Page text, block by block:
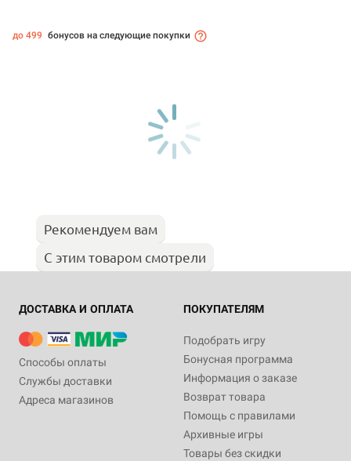
до 499 бонусов на следующие покупки
Рекомендуем вам
С этим товаром смотрели
ДОСТАВКА И ОПЛАТА
Способы оплаты
Службы доставки
Адреса магазинов
ПОКУПАТЕЛЯМ
Подобрать игру
Бонусная программа
Информация о заказе
Возврат товара
Помощь с правилами
Архивные игры
Товары без скидки